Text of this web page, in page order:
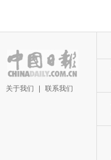
关于我们 联系我们